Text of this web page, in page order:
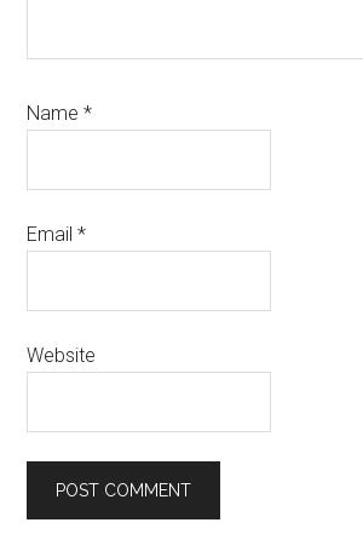
Name*
Email*
Website